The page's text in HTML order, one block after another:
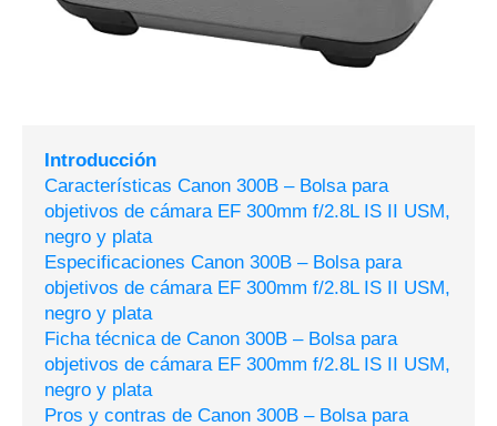
Introducción
Características Canon 300B – Bolsa para
objetivos de cámara EF 300mm f/2.8L IS II USM,
negro y plata
Especificaciones Canon 300B – Bolsa para
objetivos de cámara EF 300mm f/2.8L IS II USM,
negro y plata
Ficha técnica de Canon 300B – Bolsa para
objetivos de cámara EF 300mm f/2.8L IS II USM,
negro y plata
Pros y contras de Canon 300B – Bolsa para